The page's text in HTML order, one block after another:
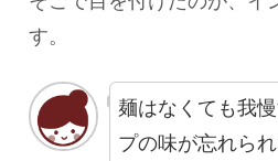
す。
麺はなくても我
プの味が忘れら